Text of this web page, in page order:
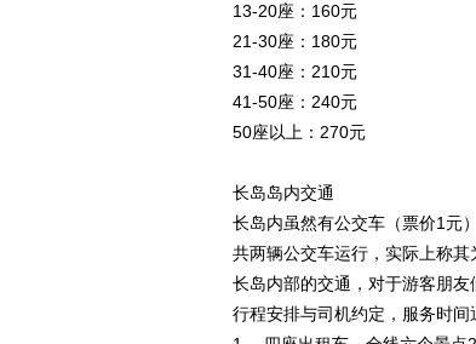
13-20座：160元
21-30座：180元
31-40座：210元
41-50座：240元
50座以上：270元
长岛岛内交通
长岛内虽然有公交车（票价1元
共两辆公交车运行，实际上称其
长岛内部的交通，对于游客朋
行程安排与司机约定，服务时间